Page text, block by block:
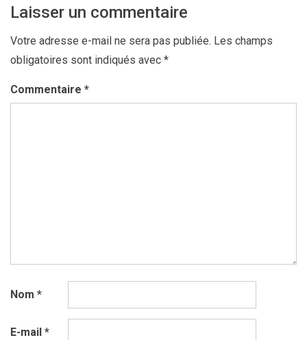
Laisser un commentaire
Votre adresse e-mail ne sera pas publiée. Les champs
obligatoires sont indiqués avec *
Commentaire *
Nom *
E-mail *